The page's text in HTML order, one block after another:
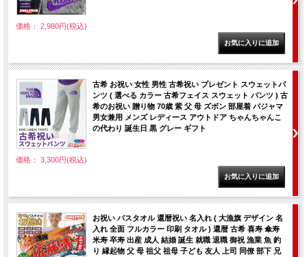
価格： 2,980円(税込)
古希 お祝い 女性 男性 古希祝い プレゼント スウェットパ
ンツ ( 選べる カラー 古希フェイス スウェット パンツ ) 古
希のお祝い 贈り物 70歳 紫 父 母 ズボン 部屋着 パジャマ
男女兼用 メンズ レディース アウトドア ちゃんちゃんこ
の代わり 誕生日 黒 グレー ギフト
価格： 3,300円(税込)
お祝い バスタオル 還暦祝い 名入れ ( 大漁旗 デザイン 名
入れ 全面 フルカラー 印刷 タオル ) 還暦 古希 喜寿 傘寿
米寿 卒寿 出産 成人 結婚 誕生 就職 退職 御祝 漁業 魚 釣
り 縁起物 父 母 祖父 祖母 子ども 友人 上司 同僚 部下 兄